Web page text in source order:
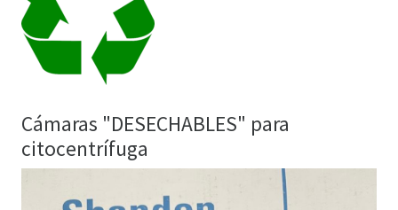
Cámaras "DESECHABLES" para
citocentrífuga